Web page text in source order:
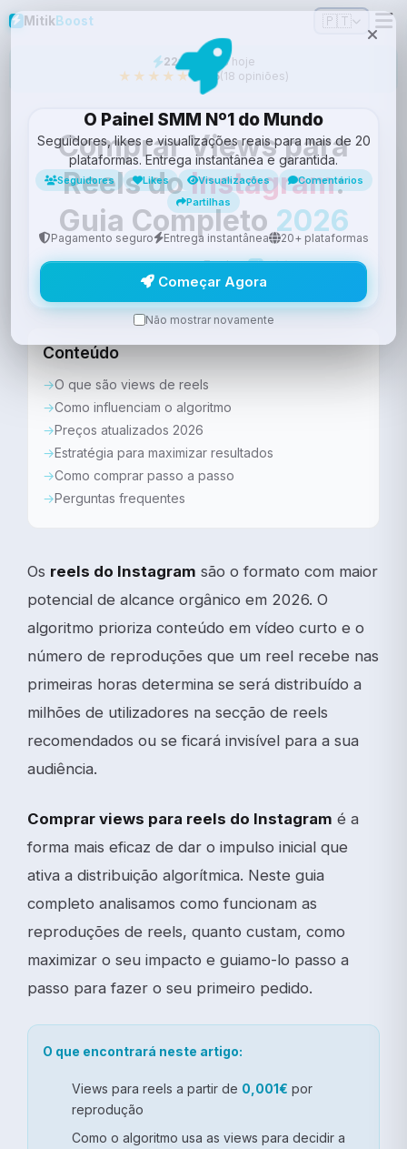
Mitik Boost 🇵🇹
22vendidos hoje
★★★★★4.6/5(18 opiniões)
Comprar Views para
Reels doInstagram:
Guia Completo 2026
25 de Março de 2026·Equipa MitikBoost·
12 min de leitura
Conteúdo
O que são views de reels
Como influenciam o algoritmo
Preços atualizados 2026
Estratégia para maximizar resultados
Como comprar passo a passo
Perguntas frequentes
Os reels do Instagram são o formato com maior
potencial de alcance orgânico em 2026. O
algoritmo prioriza conteúdo em vídeo curto e o
número de reproduções que um reel recebe nas
primeiras horas determina se será distribuído a
milhões de utilizadores na secção de reels
recomendados ou se ficará invisível para a sua
audiência.
Comprar views para reels do Instagram é a
forma mais eficaz de dar o impulso inicial que
ativa a distribuição algorítmica. Neste guia
completo analisamos como funcionam as
reproduções de reels, quanto custam, como
maximizar o seu impacto e guiamo-lo passo a
passo para fazer o seu primeiro pedido.
O que encontrará neste artigo:
Views para reels a partir de 0,001€ por
reprodução
Como o algoritmo usa as views para decidir a
O Painel SMM Nº1 do Mundo
Seguidores, likes e visualizações reais para mais de 20
plataformas. Entrega instantânea e garantida.
Seguidores Likes Visualizações
Comentários
Partilhas
Pagamento seguro Entrega instantânea 20+ plataformas
Começar Agora
Não mostrar novamente